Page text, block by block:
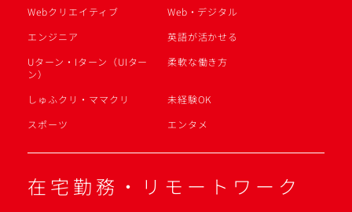
Webクリエイティブ
Web・デジタル
エンジニア
英語が活かせる
Uターン・Iターン（UIター
ン）
柔軟な働き方
しゅふクリ・ママクリ
未経験OK
スポーツ
エンタメ
在宅勤務・リモートワーク